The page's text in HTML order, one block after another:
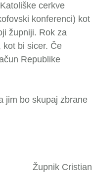
cerkve
konferenci) kot
župniji. Rok za
kot bi sicer. Če
Republike
jim bo skupaj zbrane
Župnik Cristian